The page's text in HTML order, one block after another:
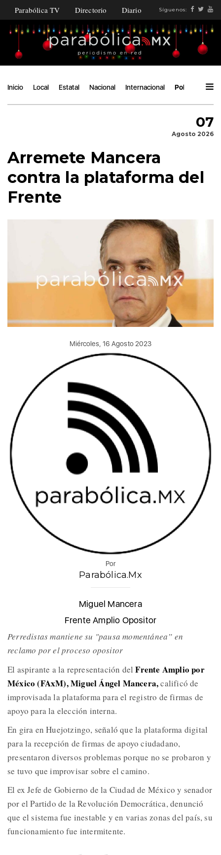
Parabólica TV Directorio Diario Síguenos:
Inicio Local Estatal Nacional Internacional Política
07
Agosto 2026
Arremete Mancera
contra la plataforma del
Frente
Miércoles, 16 Agosto 2023
Por
Parabólica.Mx
Miguel Mancera
Frente Amplio Opositor
Perredistas mantiene su "pausa momentánea” en
reclamo por el proceso opositor
El aspirante a la representación delFrente Amplio por
México (FAxM), Miguel Ángel Mancera,calificó de
improvisada la plataforma para el registro de firmas de
apoyo para la elección interna.
En gira en Huejotzingo, señaló que la plataforma digital
para la recepción de firmas de apoyo ciudadano,
presentaron diversos problemas porque no se probaron y
se tuvo que improvisar sobre el camino.
El ex Jefe de Gobierno de la Ciudad de México y senador
por el Partido de la Revolución Democrática, denunció
que el sistema fue inestable y en varias zonas del país, su
funcionamiento fue intermitente.